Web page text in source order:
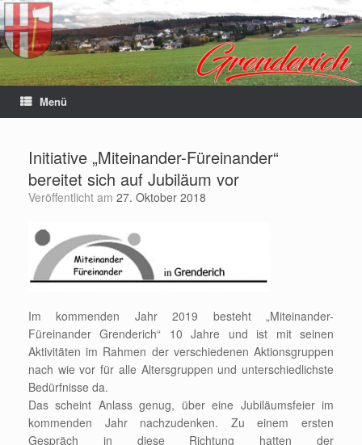
Menü
Initiative „Miteinander-Füreinander“
bereitet sich auf Jubiläum vor
Veröffentlicht am 27. Oktober 2018
Im kommenden Jahr 2019 besteht „Miteinander-
Füreinander Grenderich“ 10 Jahre und ist mit seinen
Aktivitäten im Rahmen der verschiedenen Aktionsgruppen
nach wie vor für alle Altersgruppen und unterschiedlichste
Bedürfnisse da.
Das scheint Anlass genug, über eine Jubiläumsfeier im
kommenden Jahr nachzudenken. Zu einem ersten
Gespräch in diese Richtung hatten der